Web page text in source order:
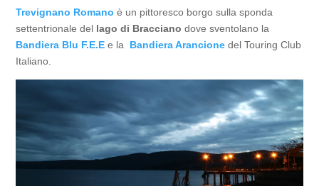
Trevignano Romanoè un pittoresco borgo sulla sponda
settentrionale del lago di Bracciano dove sventolano la
Bandiera Blu F.E.E e la Bandiera Arancione del Touring Club
Italiano.